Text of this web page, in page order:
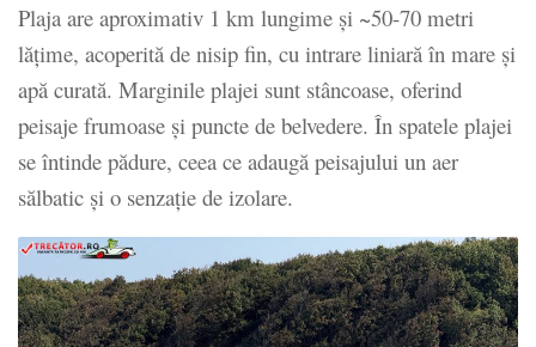
Plaja are aproximativ 1 km lungime și ~50-70 metri
lățime, acoperită de nisip fin, cu intrare liniară în mare și
apă curată. Marginile plajei sunt stâncoase, oferind
peisaje frumoase și puncte de belvedere. În spatele plajei
se întinde pădure, ceea ce adaugă peisajului un aer
sălbatic și o senzație de izolare.